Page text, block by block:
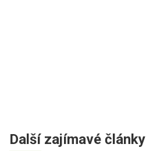
Další zajímavé články